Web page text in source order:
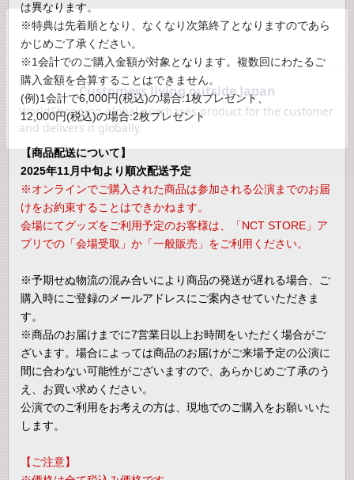
は異なります。
※特典は先着順となり、なくなり次第終了となりますのであら
かじめご了承ください。
※1会計でのご購入金額が対象となります。複数回にわたるご
購入金額を合算することはできません。
(例)1会計で6,000円(税込)の場合:1枚プレゼント、
12,000円(税込)の場合:2枚プレゼント
【商品配送について】
2025年11月中旬より順次配送予定
※オンラインでご購入された商品は参加される公演までのお届
けをお約束することはできかねます。
会場にてグッズをご利用予定のお客様は、「NCT STORE」ア
プリでの「会場受取」か「一般販売」をご利用ください。
※予期せぬ物流の混み合いにより商品の発送が遅れる場合、ご
購入時にご登録のメールアドレスにご案内させていただきま
す。
※商品のお届けまでに7営業日以上お時間をいただく場合がご
ざいます。場合によっては商品のお届けがご来場予定の公演に
間に合わない可能性がございますので、あらかじめご了承のう
え、お買い求めください。
公演でのご利用をお考えの方は、現地でのご購入をお願いいた
します。
【ご注意】